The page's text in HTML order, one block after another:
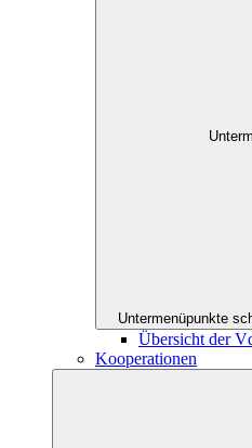
Untermenüpunkte
Übersicht der
Kooperationen